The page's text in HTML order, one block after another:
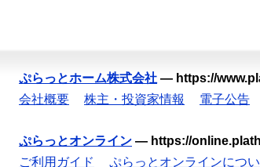
ぷらっとホーム株式会社 — https://
会社概要
株主・投資家情報 電子公告
ぷらっとオンライン — https://
ご利用ガイド
ぷらっとオンラインにつ